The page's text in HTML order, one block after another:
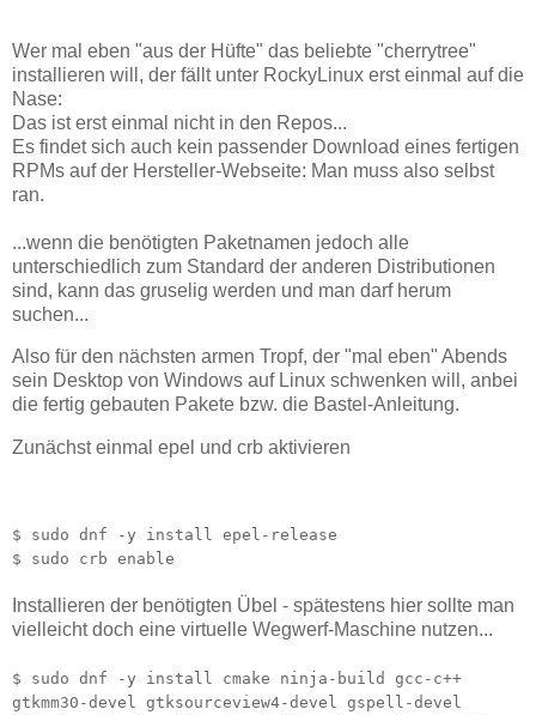
Wer mal eben "aus der Hüfte" das beliebte "cherrytree"
installieren will, der fällt unter RockyLinux erst einmal auf die
Nase:
Das ist erst einmal nicht in den Repos...
Es findet sich auch kein passender Download eines fertigen
RPMs auf der Hersteller-Webseite: Man muss also selbst
ran.
...wenn die benötigten Paketnamen jedoch alle
unterschiedlich zum Standard der anderen Distributionen
sind, kann das gruselig werden und man darf herum
suchen...
Also für den nächsten armen Tropf, der "mal eben" Abends
sein Desktop von Windows auf Linux schwenken will, anbei
die fertig gebauten Pakete bzw. die Bastel-Anleitung.
Zunächst einmal epel und crb aktivieren
$ sudo dnf -y install epel-release
$ sudo crb enable
Installieren der benötigten Übel - spätestens hier sollte man
vielleicht doch eine virtuelle Wegwerf-Maschine nutzen...
$ sudo dnf -y install cmake ninja-build gcc-c++
gtkmm30-devel gtksourceview4-devel gspell-devel